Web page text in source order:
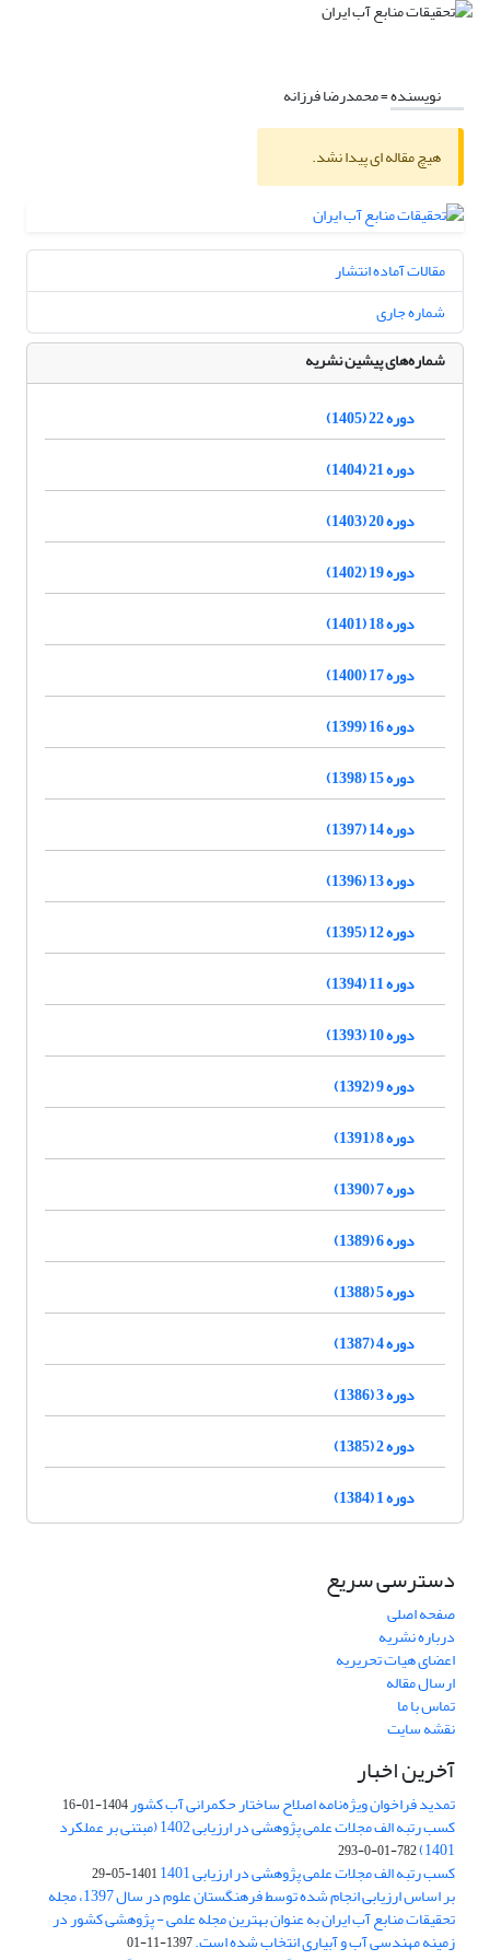
نویسنده =محمدرضا فرزانه
هیچ مقاله ای پیدا نشد.
مقالات آماده انتشار
شماره جاری
شماره‌های پیشین نشریه
دوره 22 (1405)
دوره 21 (1404)
دوره 20 (1403)
دوره 19 (1402)
دوره 18 (1401)
دوره 17 (1400)
دوره 16 (1399)
دوره 15 (1398)
دوره 14 (1397)
دوره 13 (1396)
دوره 12 (1395)
دوره 11 (1394)
دوره 10 (1393)
دوره 9 (1392)
دوره 8 (1391)
دوره 7 (1390)
دوره 6 (1389)
دوره 5 (1388)
دوره 4 (1387)
دوره 3 (1386)
دوره 2 (1385)
دوره 1 (1384)
دسترسی سریع
صفحه اصلی
درباره نشریه
اعضای هیات تحریریه
ارسال مقاله
تماس با ما
نقشه سایت
آخرین اخبار
تمدید فراخوان ویژه‌نامه اصلاح ساختار حکمرانی آب کشور1404-01-16
کسب رتبه الف مجلات علمی پژوهشی در ارزیابی 1402 (مبتنی بر عملکرد
1401)
782-01-0-293
کسب رتبه الف مجلات علمی پژوهشی در ارزیابی 1401 1401-05-29
بر اساس ارزیابی انجام شده توسط فرهنگستان علوم در سال 1397، مجله
تحقیقات منابع آب ایران به عنوان بهترین مجله علمی - پژوهشی کشور در
زمینه مهندسی آب و آبیاری انتخاب شده است.1397-11-01